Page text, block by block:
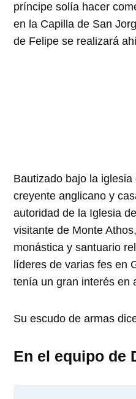
príncipe solía hacer
en la Capilla de San
de Felipe se realizará
Bautizado bajo la
creyente anglicano y
autoridad de la Iglesia
visitante de Monte
monástica y santuario
líderes de varias fes en
tenía un gran interés en
Su escudo de armas
En el equipo de